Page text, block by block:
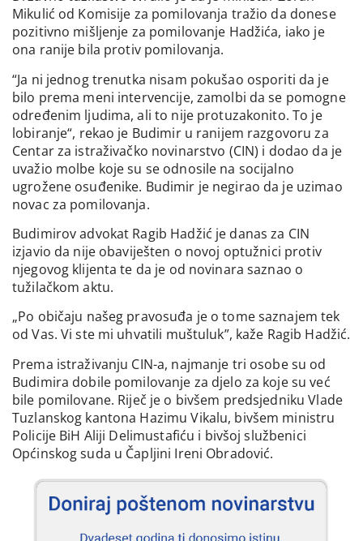
Mikulić od Komisije za pomilovanja tražio da donese
pozitivno mišljenje za pomilovanje Hadžića, iako je
ona ranije bila protiv pomilovanja.
“Ja ni jednog trenutka nisam pokušao osporiti da je
bilo prema meni intervencije, zamolbi da se pomogne
određenim ljudima, ali to nije protuzakonito. To je
lobiranje“, rekao je Budimir u ranijem razgovoru za
Centar za istraživačko novinarstvo (CIN) i dodao da je
uvažio molbe koje su se odnosile na socijalno
ugrožene osuđenike. Budimir je negirao da je uzimao
novac za pomilovanja.
Budimirov advokat Ragib Hadžić je danas za CIN
izjavio da nije obaviješten o novoj optužnici protiv
njegovog klijenta te da je od novinara saznao o
tužilačkom aktu.
„Po običaju našeg pravosuđa je o tome saznajem tek
od Vas. Vi ste mi uhvatili muštuluk”, kaže Ragib Hadžić.
Prema istraživanju CIN-a, najmanje tri osobe su od
Budimira dobile pomilovanje za djelo za koje su već
bile pomilovane. Riječ je o bivšem predsjedniku Vlade
Tuzlanskog kantona Hazimu Vikalu, bivšem ministru
Policije BiH Aliji Delimustafiću i bivšoj službenici
Općinskog suda u Čapljini Ireni Obradović.